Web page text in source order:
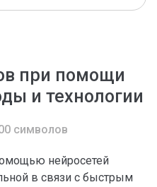
при помощи
и технологии
символов
нейросетей
в связи с быстрым